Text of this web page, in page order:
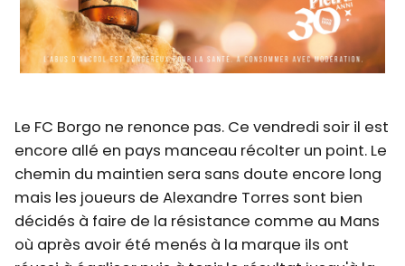
Le FC Borgo ne renonce pas. Ce vendredi soir il est
encore allé en pays manceau récolter un point. Le
chemin du maintien sera sans doute encore long
mais les joueurs de Alexandre Torres sont bien
décidés à faire de la résistance comme au Mans
où après avoir été menés à la marque ils ont